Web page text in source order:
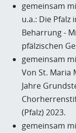
gemeinsam
u.a.: Die Pfalz
Beharrung -
pfälzischen
gemeinsam
Von St. Maria
Jahre
(Pfalz) 2023.
gemeinsam